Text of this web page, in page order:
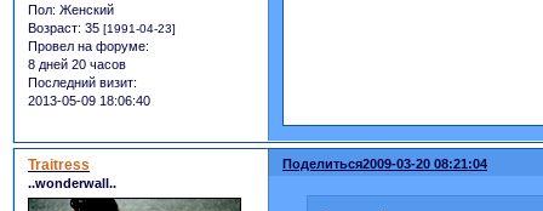
Пол: Женский
Возраст: 35 [1991-04-23]
Провел на форуме:
8 дней 20 часов
Последний визит:
2013-05-09 18:06:40
Поделиться2009-03-20 08:21:04
Traitress
..wonderwall..